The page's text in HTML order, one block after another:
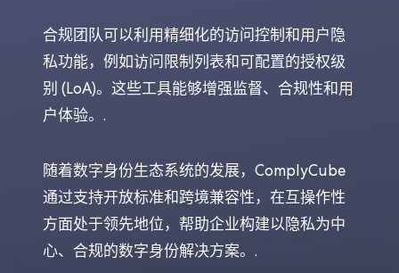
合规团队可以利用精细化的访问控制和用户隐
私功能，例如访问限制列表和可配置的授权级
别 (LoA)。这些工具能够增强监督、合规性和用
户体验。.
随着数字身份生态系统的发展，ComplyCube
通过支持开放标准和跨境兼容性，在互操作性
方面处于领先地位，帮助企业构建以隐私为中
心、合规的数字身份解决方案。.